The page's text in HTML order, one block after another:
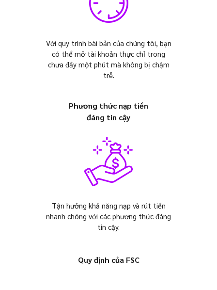
Với quy trình bài bản của chúng tôi, bạn
có thể mở tài khoản thực chỉ trong
chưa đầy một phút mà không bị chậm
trễ.
Phương thức nạp tiền
đáng tin cậy
Tận hưởng khả năng nạp và rút tiền
nhanh chóng với các phương thức đáng
tin cậy.
Quy định của FSC